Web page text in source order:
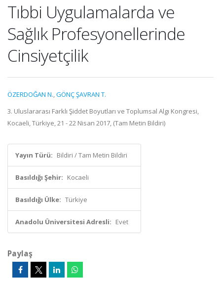
Tıbbi Uygulamalarda ve
Sağlık Profesyonellerinde
Cinsiyetçilik
ÖZERDOĞAN N.,GÖNÇ ŞAVRAN T.
3. Uluslararası Farklı Şiddet Boyutları ve Toplumsal Algı Kongresi,
Kocaeli, Türkiye, 21 - 22 Nisan 2017, (Tam Metin Bildiri)
Yayın Türü: Bildiri / Tam Metin Bildiri
Basıldığı Şehir: Kocaeli
Basıldığı Ülke: Türkiye
Anadolu Üniversitesi Adresli: Evet
Paylaş